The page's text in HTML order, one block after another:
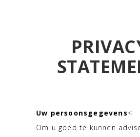
Uw persoonsgegevens<
Om u goed te kunnen